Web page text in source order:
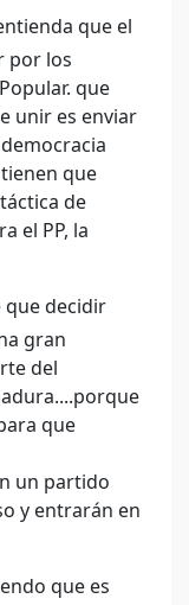
que el
por los
que
unir es enviar
que
de
el PP, la
que decidir
gran
del
que
un partido
y entrarán en
que es